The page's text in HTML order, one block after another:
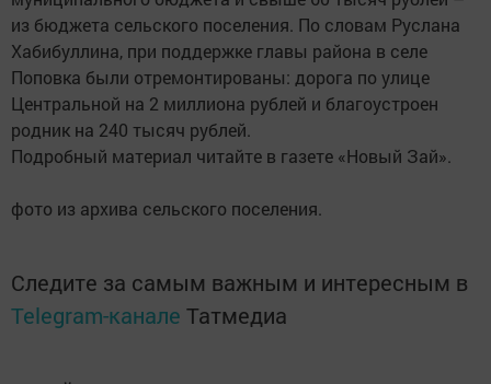
из бюджета сельского поселения. По словам Руслана
Хабибуллина, при поддержке главы района в селе
Поповка были отремонтированы: дорога по улице
Центральной на 2 миллиона рублей и благоустроен
родник на 240 тысяч рублей.
Подробный материал читайте в газете «Новый Зай».
фото из архива сельского поселения.
Следите за самым важным и интересным в
Telegram-канале Татмедиа